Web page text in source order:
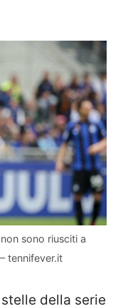
sono riusciti a
tennifever.it
della serie